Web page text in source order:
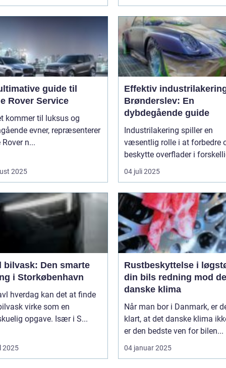
guide til
Rover Service
kommer til luksus og
evner, repræsenterer
Rover n...
2025
Effektiv
Brønderslev: En
dybdegående guide
Industrilakering spiller en
væsentlig rolle i at forbedre
beskytte overflader i
04 juli 2025
bilvask: Den smarte
i Storkøbenhavn
hverdag kan det at finde
virke som en
opgave. Især i S...
2025
Rustbeskyttelse i
din bils redning mod
danske klima
Når man bor i Danmark, er
klart, at det danske klima
er den bedste ven for bilen...
04 januar 2025